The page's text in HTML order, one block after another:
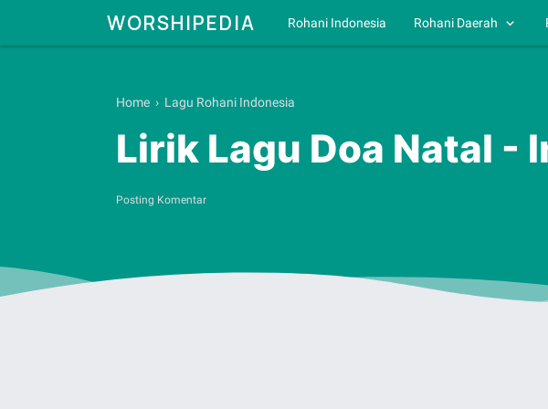
WORSHIPEDIA Rohani Indonesia Rohani Daerah
Home › Lagu Rohani Indonesia
Lirik Lagu Doa Natal -
Posting Komentar